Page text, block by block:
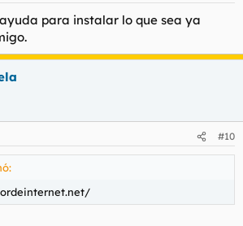
para instalar lo que sea ya
#10